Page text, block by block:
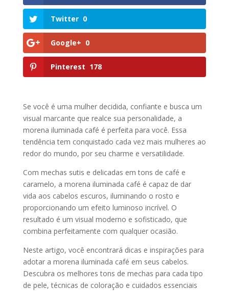
Twitter 0
Google+ 0
Pinterest 178
Se você é uma mulher decidida, confiante e busca um
visual marcante que realce sua personalidade, a
morena iluminada café é perfeita para você. Essa
tendência tem conquistado cada vez mais mulheres ao
redor do mundo, por seu charme e versatilidade.
Com mechas sutis e delicadas em tons de café e
caramelo, a morena iluminada café é capaz de dar
vida aos cabelos escuros, iluminando o rosto e
proporcionando um efeito luminoso incrível. O
resultado é um visual moderno e sofisticado, que
combina perfeitamente com qualquer ocasião.
Neste artigo, você encontrará dicas e inspirações para
adotar a morena iluminada café em seus cabelos.
Descubra os melhores tons de mechas para cada tipo
de pele, técnicas de coloração e cuidados essenciais